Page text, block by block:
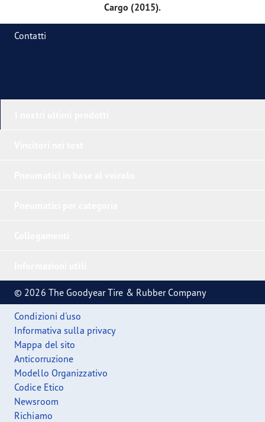
Cargo (2015).
Contatti
© 2026 The Goodyear Tire & Rubber Company
Condizioni d'uso
Informativa sulla privacy
Mappa del sito
Anticorruzione
Modello Organizzativo
Codice Etico
Newsroom
Richiamo